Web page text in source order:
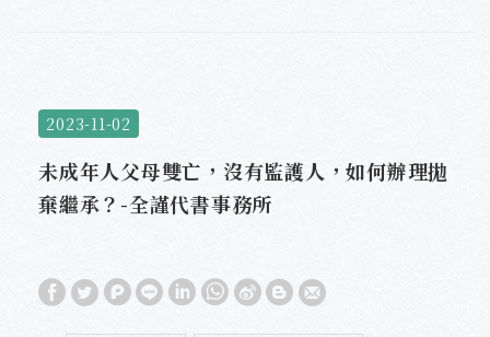
2023-11-02
未成年人父母雙亡，沒有監護人，如何辦理拋
棄繼承？-全謹代書事務所